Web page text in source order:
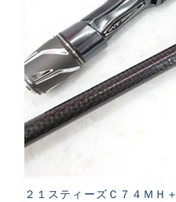
２１スティーズＣ７４ＭＨ＋